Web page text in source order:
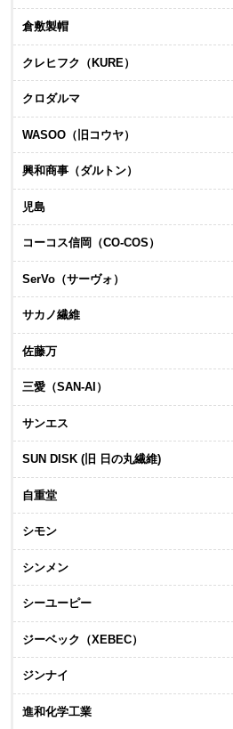
倉敷製帽
クレヒフク（KURE）
クロダルマ
WASOO（旧コウヤ）
興和商事（ダルトン）
児島
コーコス信岡（CO-COS）
SerVo（サーヴォ）
サカノ繊維
佐藤万
三愛（SAN-AI）
サンエス
SUN DISK (旧 日の丸繊維)
自重堂
シモン
シンメン
シーユーピー
ジーベック（XEBEC）
ジンナイ
進和化学工業